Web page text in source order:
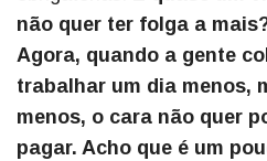
não quer ter folga a
Agora, quando a gente
trabalhar um dia menos,
menos, o cara não quer
pagar. Acho que é um